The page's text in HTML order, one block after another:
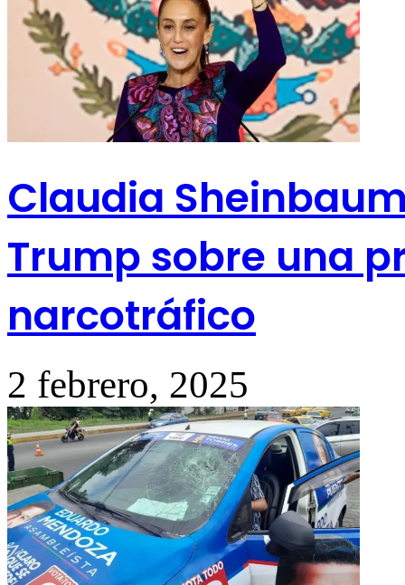
Claudia
Trump sobre una
narcotráfico
2 febrero, 2025